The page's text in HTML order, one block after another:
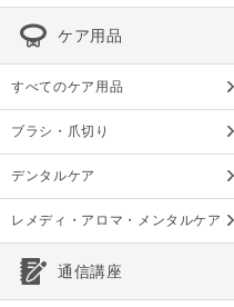
ケア用品
すべてのケア用品
ブラシ・爪切り
デンタルケア
レメディ・アロマ・メンタルケア
通信講座